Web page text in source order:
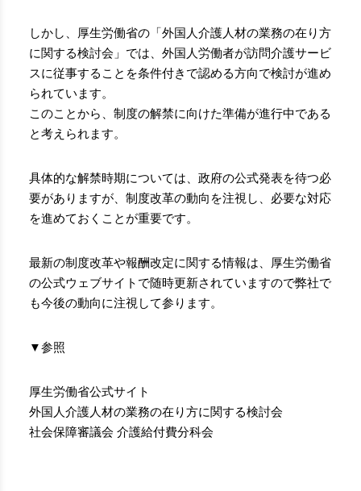
しかし、厚生労働省の「外国人介護人材の業務の在り方
に関する検討会」では、外国人労働者が訪問介護サービ
スに従事することを条件付きで認める方向で検討が進め
られています。
このことから、制度の解禁に向けた準備が進行中である
と考えられます。
具体的な解禁時期については、政府の公式発表を待つ必
要がありますが、制度改革の動向を注視し、必要な対応
を進めておくことが重要です。
最新の制度改革や報酬改定に関する情報は、厚生労働省
の公式ウェブサイトで随時更新されていますので弊社で
も今後の動向に注視して参ります。
▼参照
厚生労働省公式サイト
外国人介護人材の業務の在り方に関する検討会
社会保障審議会 介護給付費分科会